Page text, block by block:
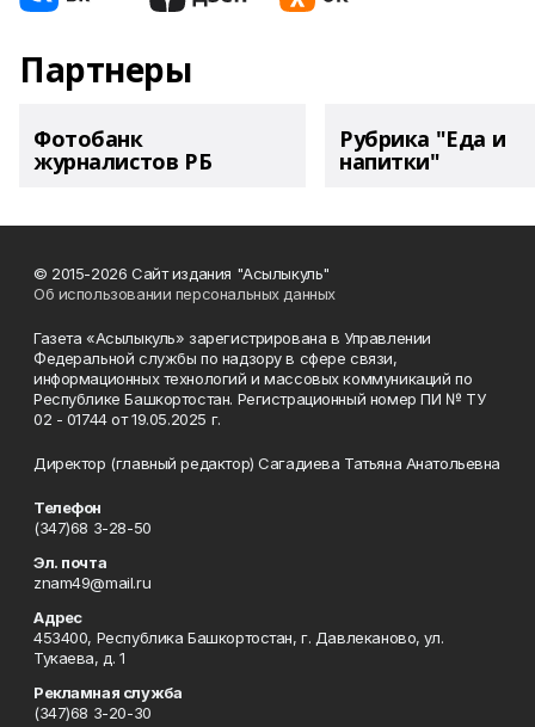
Партнеры
Фотобанк
журналистов РБ
Рубрика "Еда и
напитки"
© 2015-2026 Сайт издания "Асылыкуль"
Об использовании персональных данных
Газета «Асылыкуль» зарегистрирована в Управлении
Федеральной службы по надзору в сфере связи,
информационных технологий и массовых коммуникаций по
Республике Башкортостан. Регистрационный номер ПИ № ТУ
02 - 01744 от 19.05.2025 г.
Директор (главный редактор) Сагадиева Татьяна Анатольевна
Телефон
(347)68 3-28-50
Эл. почта
znam49@mail.ru
Адрес
453400, Республика Башкортостан, г. Давлеканово, ул.
Тукаева, д. 1
Рекламная служба
(347)68 3-20-30